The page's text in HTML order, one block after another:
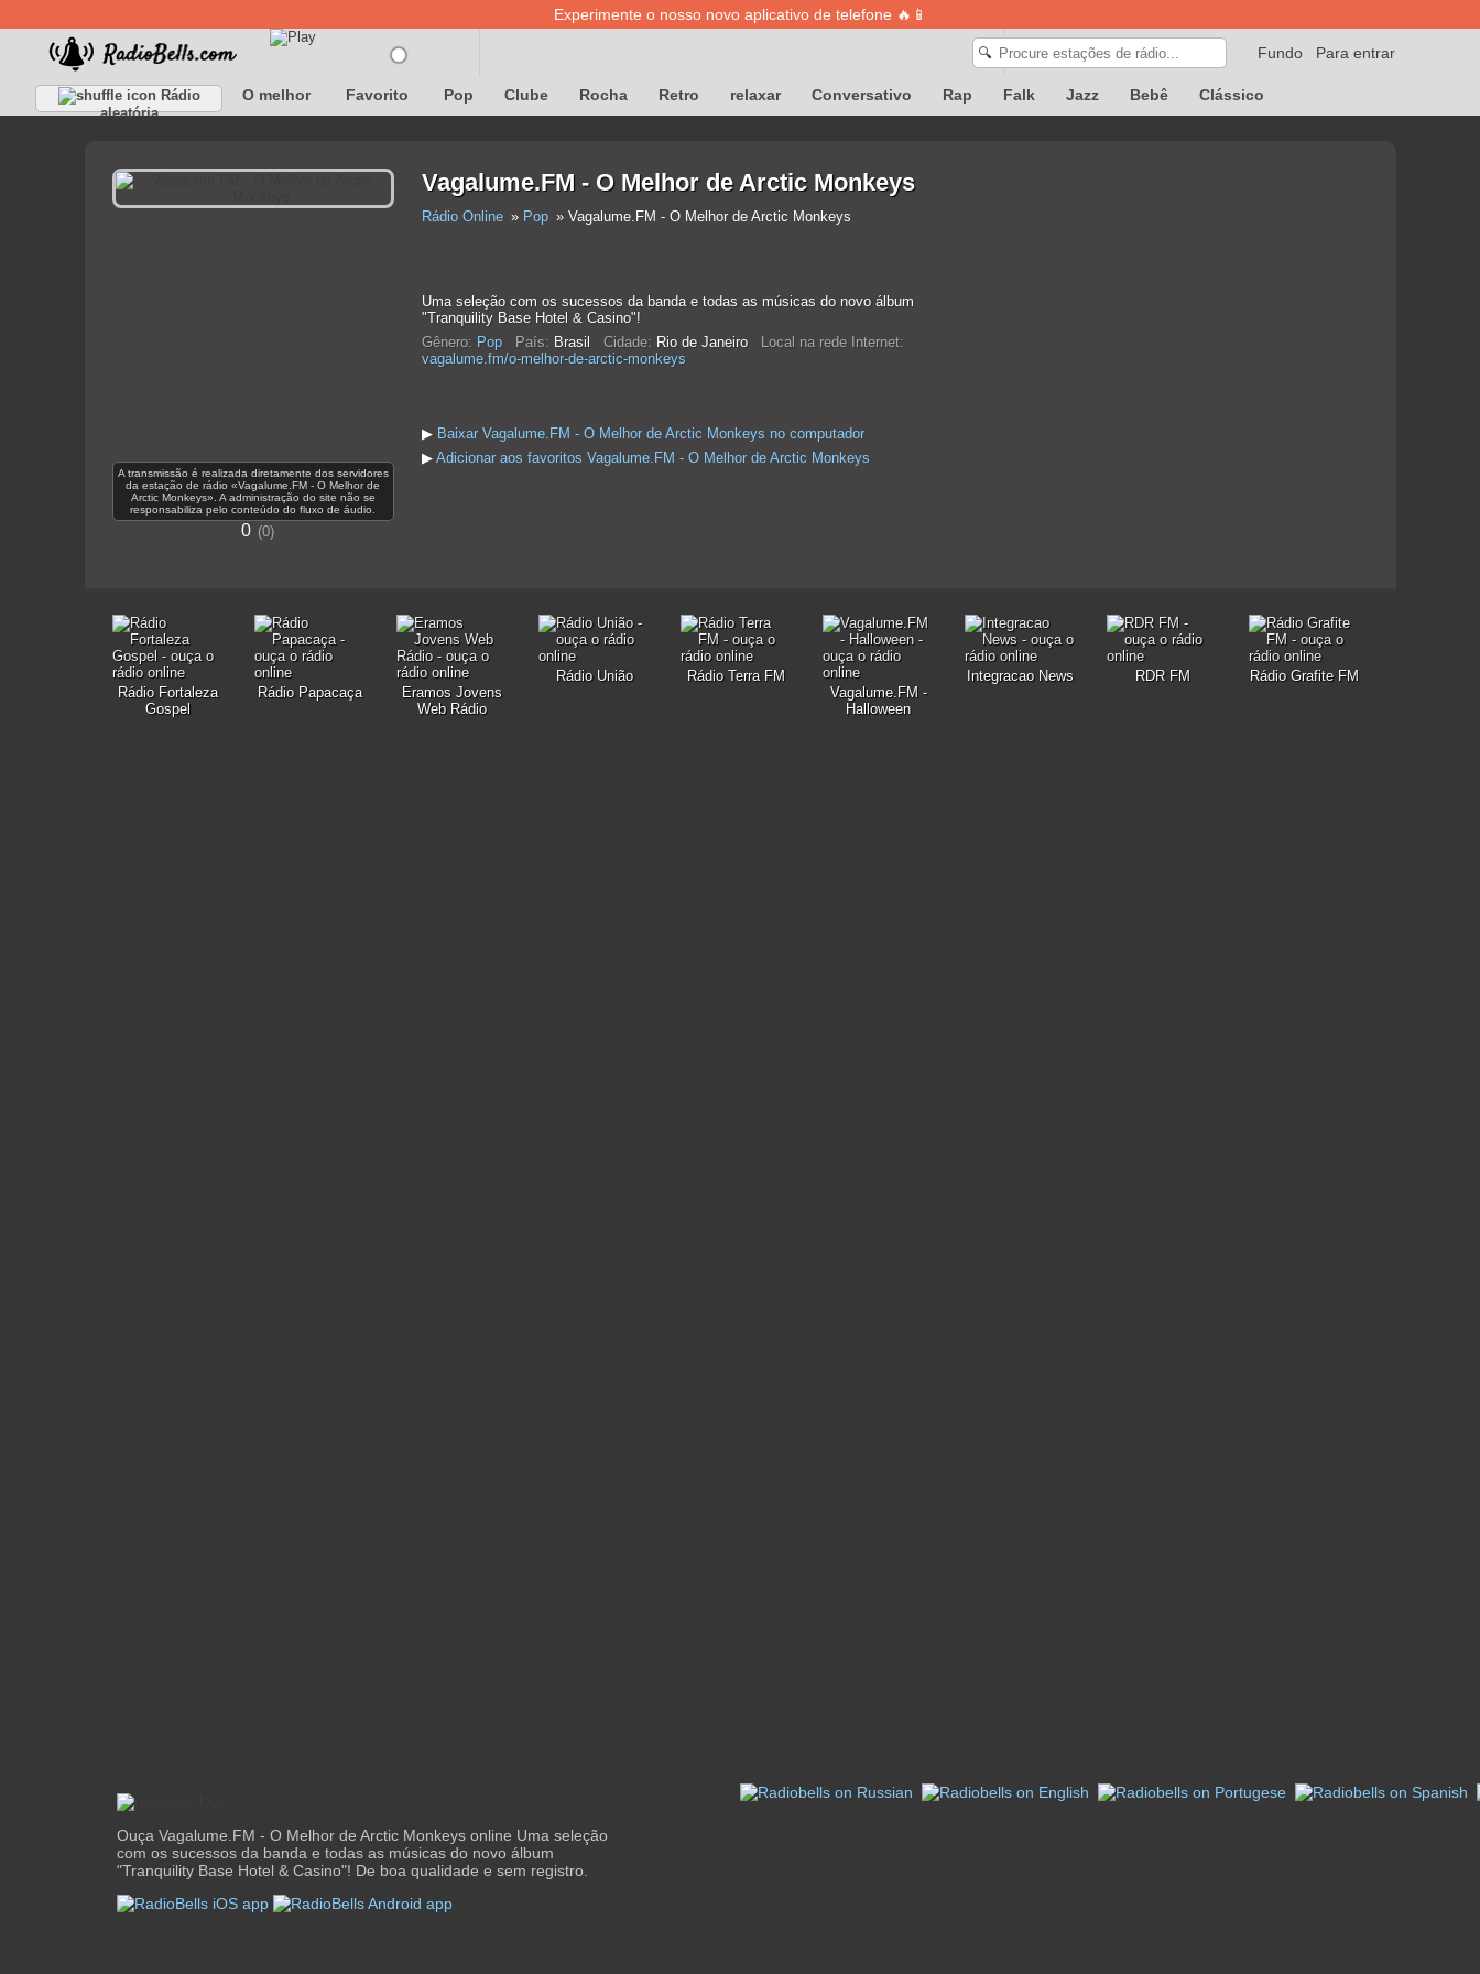
Experimente o nosso novo aplicativo de telefone 🔥📱
Para entrar
Fundo
🔍
Rádio
aleatória
O melhor Favorito Pop Clube Rocha Retro relaxar Conversativo Rap Falk Jazz Bebê Clássico
A transmissão é realizada diretamente dos servidores
da estação de rádio «Vagalume.FM - O Melhor de
Arctic Monkeys». A administração do site não se
responsabiliza pelo conteúdo do fluxo de áudio.
0 0
Vagalume.FM - O Melhor de Arctic Monkeys
Rádio Online Pop Vagalume.FM - O Melhor de Arctic Monkeys
Uma seleção com os sucessos da banda e todas as músicas do novo álbum
"Tranquility Base Hotel & Casino"!
Gênero: Pop País: Brasil Cidade: Rio de Janeiro
Local na rede Internet:
vagalume.fm/o-melhor-de-arctic-monkeys
▶ Baixar Vagalume.FM - O Melhor de Arctic Monkeys no computador
▶ Adicionar aos favoritos Vagalume.FM - O Melhor de Arctic Monkeys
Rádio Fortaleza
Gospel
Rádio Papacaça
Eramos Jovens
Web Rádio
Rádio União
Rádio Terra FM
Vagalume.FM -
Halloween
Integracao News RDR FM Rádio Grafite FM
Ouça Vagalume.FM - O Melhor de Arctic Monkeys online Uma seleção
com os sucessos da banda e todas as músicas do novo álbum
"Tranquility Base Hotel & Casino"! De boa qualidade e sem registro.